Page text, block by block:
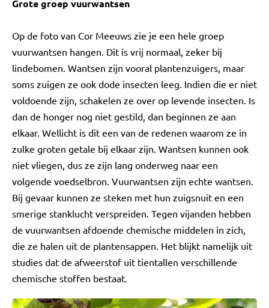
Grote groep vuurwantsen
Op de foto van Cor Meeuws zie je een hele groep
vuurwantsen hangen. Dit is vrij normaal, zeker bij
lindebomen. Wantsen zijn vooral plantenzuigers, maar
soms zuigen ze ook dode insecten leeg. Indien die er niet
voldoende zijn, schakelen ze over op levende insecten. Is
dan de honger nog niet gestild, dan beginnen ze aan
elkaar. Wellicht is dit een van de redenen waarom ze in
zulke groten getale bij elkaar zijn. Wantsen kunnen ook
niet vliegen, dus ze zijn lang onderweg naar een
volgende voedselbron. Vuurwantsen zijn echte wantsen.
Bij gevaar kunnen ze steken met hun zuigsnuit en een
smerige stanklucht verspreiden. Tegen vijanden hebben
de vuurwantsen afdoende chemische middelen in zich,
die ze halen uit de plantensappen. Het blijkt namelijk uit
studies dat de afweerstof uit tientallen verschillende
chemische stoffen bestaat.